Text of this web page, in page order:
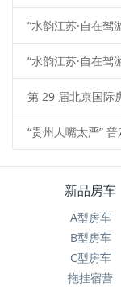
“水韵江苏·自在
第 29 届北京国际
“贵州人嘴太严”
新品房车
A型房车
B型房车
C型房车
拖挂宿营